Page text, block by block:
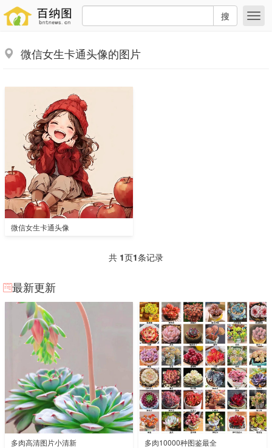
搜
微信女生卡通头像的图片
微信女生卡通头像
共 1页1条记录
最新更新
多肉高清图片小清新 多肉10000种图鉴最全